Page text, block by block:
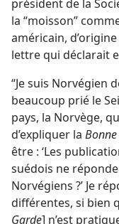
président de la
la “moisson”
américain,
lettre qui déclarait
“Je suis Norvégien
beaucoup prié le
pays, la Norvège,
d’expliquer la
être : ‘Les
suédois ne
Norvégiens ?’ Je
différentes, si bien
Garde] n’est